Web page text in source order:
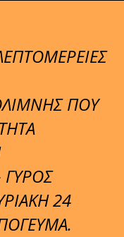
ΠΟΥ
24